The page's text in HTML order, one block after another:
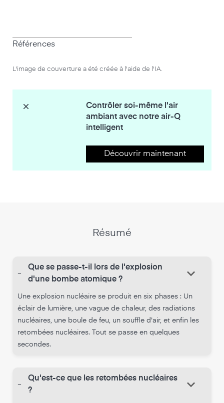
Références
L'image de couverture a été créée à l'aide de l'IA.
Contrôler soi-même l'air
ambiant avec notre air-Q
intelligent
Découvrir maintenant
Résumé
-
Que se passe-t-il lors de l'explosion
d'une bombe atomique ?
keyboard_arrow_down
Une explosion nucléaire se produit en six phases : Un
éclair de lumière, une vague de chaleur, des radiations
nucléaires, une boule de feu, un souffle d'air, et enfin les
retombées nucléaires. Tout se passe en quelques
secondes.
-
Qu'est-ce que les retombées nucléaires
?
keyboard_arrow_down